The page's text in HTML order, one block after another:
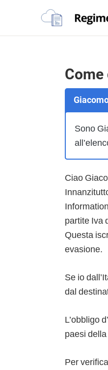
navigazione
contenuto
barra
piè
Regime
La
Come
Sono
Ciao
partite Iva
Questa
evasione.
Se io
dal
L’obbligo
paesi
Per
Barra